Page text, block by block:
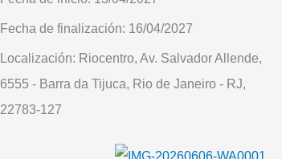
Fecha de finalización: 16/04/2027
Localización: Riocentro, Av. Salvador Allende,
6555 - Barra da Tijuca, Rio de Janeiro - RJ,
22783-127